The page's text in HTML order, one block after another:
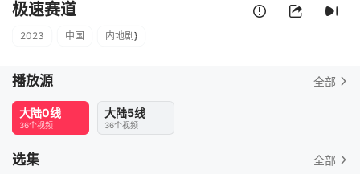
极速赛道
2023 中国 内地剧}
播放源 全部
大陆0线
36个视频
大陆5线
36个视频
选集 全部